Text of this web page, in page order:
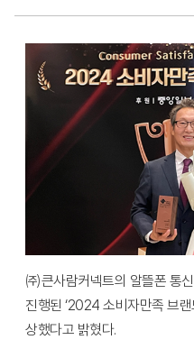
㈜큰사람커넥트의 알뜰폰 통
진행된 ‘2024 소비자만족 브
상했다고 밝혔다.